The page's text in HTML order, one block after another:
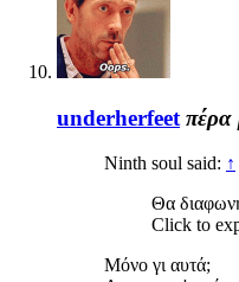
underherfeet πέρα
Ninth soul said: ↑
Θα
Click to
Μόνο γι αυτά;